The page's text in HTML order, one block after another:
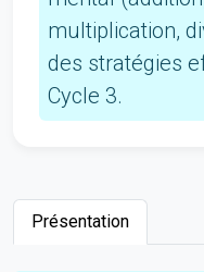
multiplication,
des stratégies
Cycle 3.
Présentation